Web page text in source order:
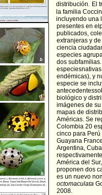
distribución. El
la familia
incluyendo una
presentes en
publicados,
extranjeras y
ciencia
especies
dos
endémicas), y
especie se
biológico y
imágenes de
mapas de
Américas. Se
Colombia 20
cinco para
Guayana
Argentina,
América del
proponen dos
es un nuevo
octomaculata
2008.